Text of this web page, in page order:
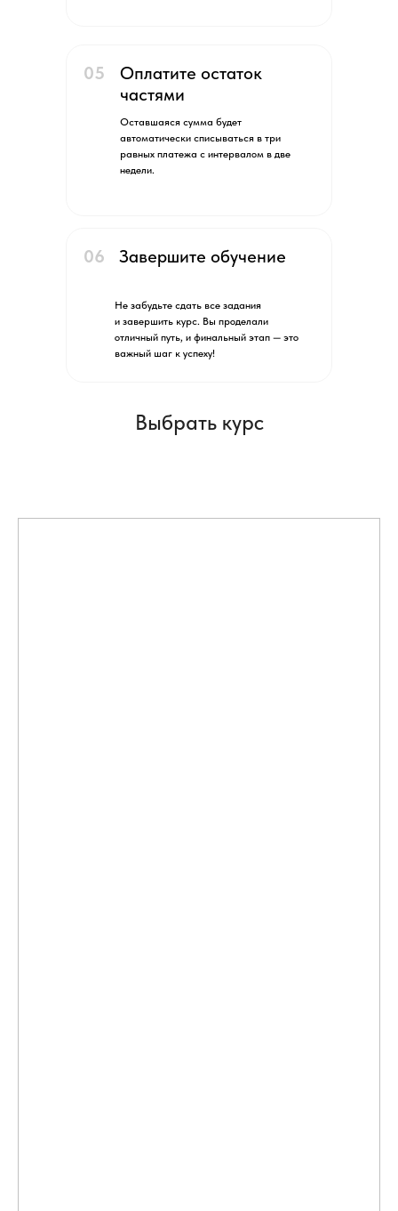
05
Оплатите остаток
частями
Оставшаяся сумма будет
автоматически списываться в три
равных платежа с интервалом в две
недели.
06 Завершите обучение
Не забудьте сдать все задания
и завершить курс. Вы проделали
отличный путь, и финальный этап — это
важный шаг к успеху!
Выбрать курс